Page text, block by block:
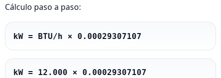
Cálculo paso a paso:
kW = BTU/h × 0.00029307107
kW = 12.000 × 0.00029307107